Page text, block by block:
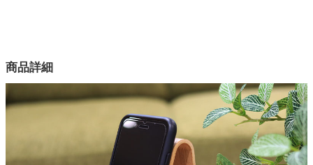
家電・照明器具
1色
材質
積層合板（表面にヤナギを貼っている）
商品詳細